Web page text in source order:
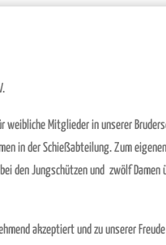
weibliche Mitglieder in unserer
in der Schießabteilung. Zum
den Jungschützen und zwölf Damen
akzeptiert und zu unserer